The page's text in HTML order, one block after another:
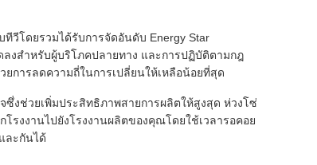
ทีวีโดยรวมได้รับการจัดอันดับ Energy Star
งสำหรับผู้บริโภคปลายทาง และการปฏิบัติตามกฎ
การลดความถี่ในการเปลี่ยนให้เหลือน้อยที่สุด
งช่วยเพิ่มประสิทธิภาพสายการผลิตให้สูงสุด ห่วงโซ่
รงงานไปยังโรงงานผลิตของคุณโดยใช้เวลารอคอย
ละกันได้